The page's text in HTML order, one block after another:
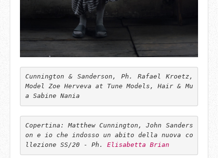
Cunnington & Sanderson, Ph. Rafael Kroetz,
Model Zoe Herveva at Tune Models, Hair & Mu
a Sabine Nania
Copertina: Matthew Cunnington, John Sanders
on e io che indosso un abito della nuova co
llezione SS/20 - Ph. Elisabetta Brian